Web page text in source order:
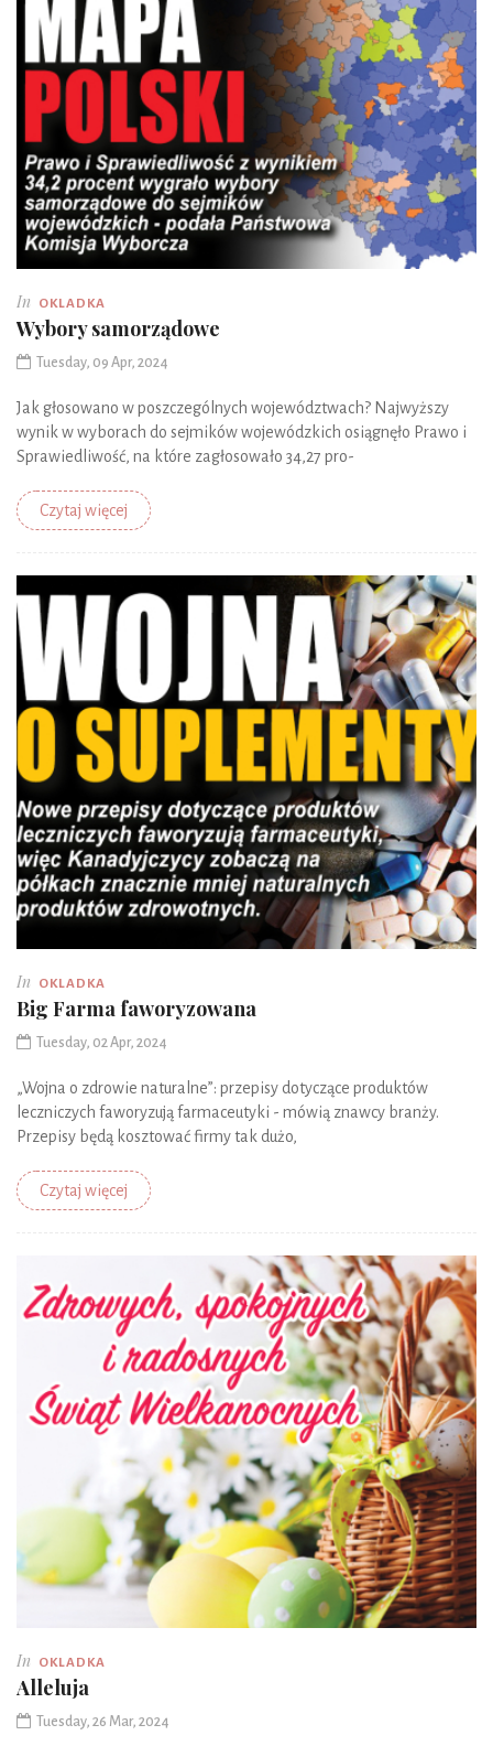
In OKLADKA
Wybory samorządowe
Tuesday, 09 Apr, 2024
Jak głosowano w poszczególnych województwach? Najwyższy
wynik w wyborach do sejmików wojewódzkich osiągnęło Prawo i
Sprawiedliwość, na które zagłosowało 34,27 pro-
Czytaj więcej
In OKLADKA
Big Farma faworyzowana
Tuesday, 02 Apr, 2024
„Wojna o zdrowie naturalne”: przepisy dotyczące produktów
leczniczych faworyzują farmaceutyki - mówią znawcy branży.
Przepisy będą kosztować firmy tak dużo,
Czytaj więcej
In OKLADKA
Alleluja
Tuesday, 26 Mar, 2024